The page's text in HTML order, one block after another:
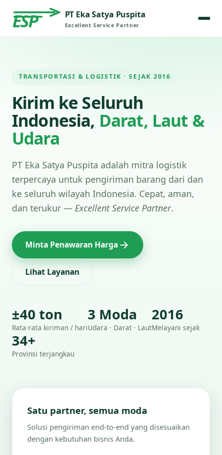
ESP PT Eka Satya Puspita
Excellent Service Partner
TRANSPORTASI & LOGISTIK · SEJAK 2016
Kirim ke Seluruh
Indonesia, Darat, Laut &
Udara
PT Eka Satya Puspita adalah mitra logistik
terpercaya untuk pengiriman barang dari dan
ke seluruh wilayah Indonesia. Cepat, aman,
dan terukur — Excellent Service Partner.
Minta Penawaran Harga
Lihat Layanan
±40 ton
Rata-rata kiriman / hari
3 Moda
Udara · Darat · Laut
2016
Melayani sejak
34+
Provinsi terjangkau
Satu partner, semua moda
Solusi pengiriman end-to-end yang disesuaikan
dengan kebutuhan bisnis Anda.